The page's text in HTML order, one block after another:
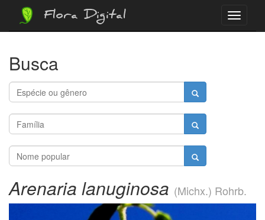
Menu
Flora Digital
Busca
Arenaria lanuginosa (Michx.) Rohrb.